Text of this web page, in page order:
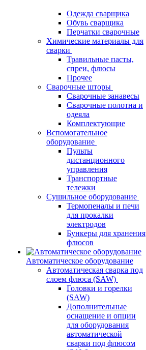
Одежда сварщика
Обувь сварщика
Перчатки сварочные
Химические материалы для
сварки
Травильные пасты,
спреи, флюсы
Прочее
Сварочные шторы
Сварочные занавесы
Сварочные полотна и
одеяла
Комплектующие
Вспомогательное
оборудование
Пульты
дистанционного
управления
Транспортные
тележки
Сушильное оборудование
Термопеналы и печи
для прокалки
электродов
Бункеры для хранения
флюсов
Автоматическое оборудование
Автоматическая сварка под
слоем флюса (SAW)
Головки и горелки
(SAW)
Дополнительные
оснащение и опции
для оборудования
автоматической
сварки под флюсом